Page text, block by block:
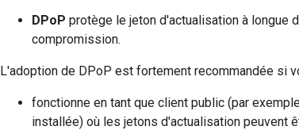
DPoP protège le jeton d'actualisation à longue
compromission.
L'adoption de DPoP est fortement recommandée si
fonctionne en tant que client public (par
installée) où les jetons d'actualisation peuvent